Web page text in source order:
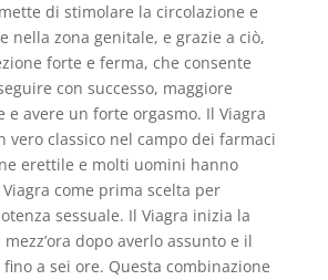
di stimolare la circolazione e
nella zona genitale, e grazie a ciò,
forte e ferma, che consente
con successo, maggiore
e avere un forte orgasmo. Il Viagra
vero classico nel campo dei farmaci
erettile e molti uomini hanno
come prima scelta per
sessuale. Il Viagra inizia la
dopo averlo assunto e il
a sei ore. Questa combinazione